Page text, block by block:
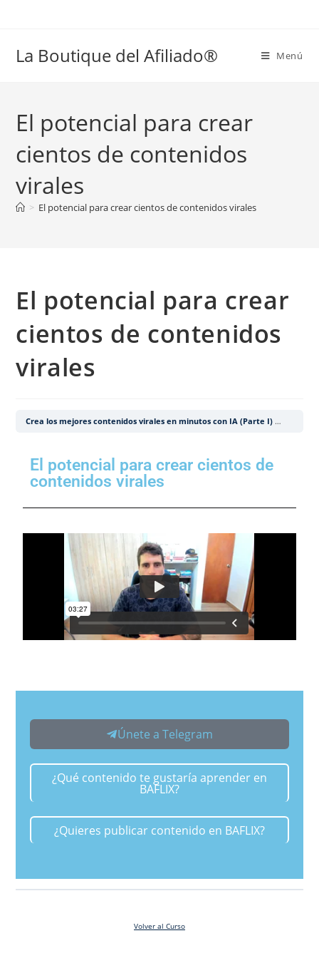
La Boutique del Afiliado® Menú
El potencial para crear
cientos de contenidos
virales
> El potencial para crear cientos de contenidos virales
El potencial para crear
cientos de contenidos
virales
Crea los mejores contenidos virales en minutos con IA (Parte I)
El potencial para crear cientos de
contenidos virales
Únete a Telegram
¿Qué contenido te gustaría aprender en
BAFLIX?
¿Quieres publicar contenido en BAFLIX?
Volver al Curso